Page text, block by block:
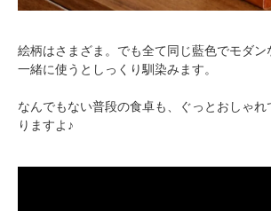
絵柄はさまざま。でも全て同じ藍色でモダン
一緒に使うとしっくり馴染みます。
なんでもない普段の食卓も、ぐっとおしゃれ
りますよ♪